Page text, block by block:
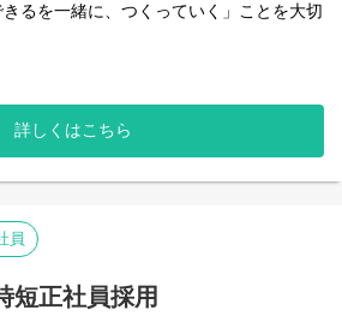
るを一緒に、つくっていく」ことを大切
所支援での、児童発達支援や放課後等デ
だきます。
族、そして社会の「できる」を広げて
、一緒に働くスタッフ自身の「でき
害児に関わるのが初めてでも大丈夫
つくっていく」ことも私たちは大切にし
詳しくはこちら
員
短正社員採用